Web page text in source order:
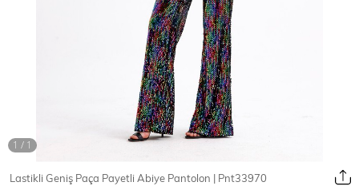
Mont & Kaban Yağmurluk
Lastikli Geniş Paça Payetli Abiye Pantolon | Pnt33970